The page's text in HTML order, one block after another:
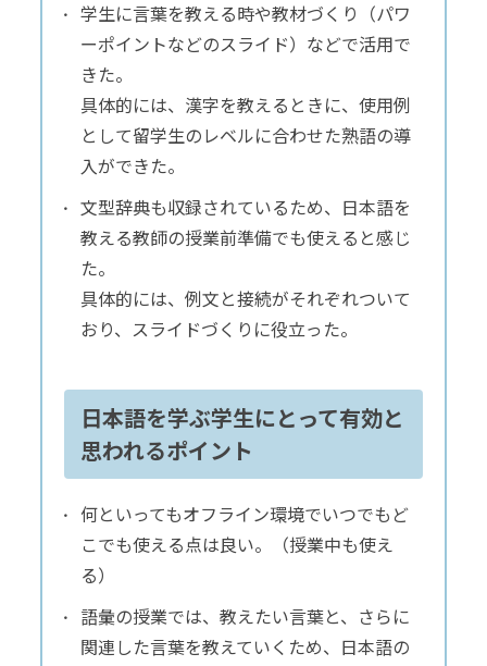
学生に言葉を教える時や教材づくり（パワ
ーポイントなどのスライド）などで活用で
きた。
具体的には、漢字を教えるときに、使用例
として留学生のレベルに合わせた熟語の導
入ができた。
文型辞典も収録されているため、日本語を
教える教師の授業前準備でも使えると感じ
た。
具体的には、例文と接続がそれぞれついて
おり、スライドづくりに役立った。
日本語を学ぶ学生にとって有効と
思われるポイント
何といってもオフライン環境でいつでもど
こでも使える点は良い。（授業中も使え
る）
語彙の授業では、教えたい言葉と、さらに
関連した言葉を教えていくため、日本語の